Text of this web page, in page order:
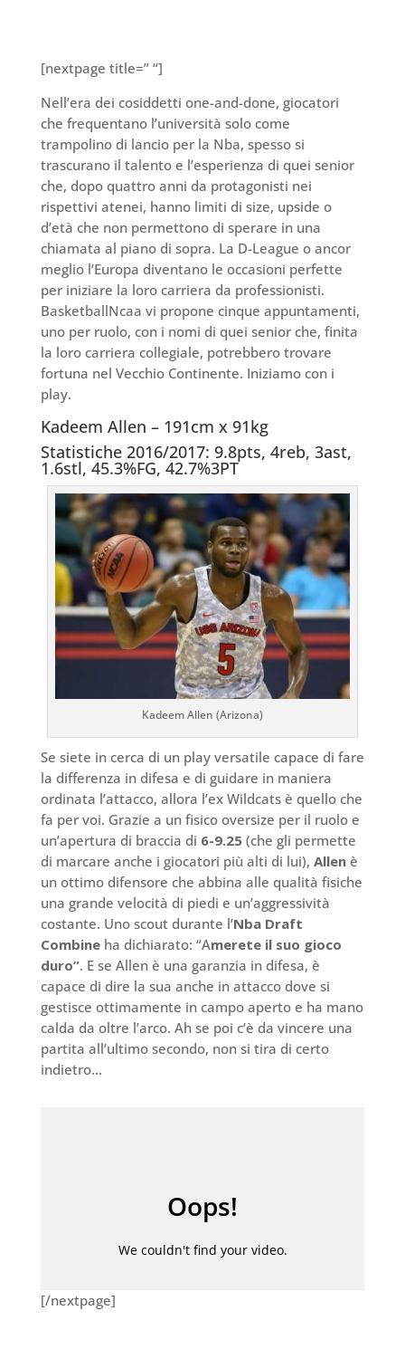
[nextpage title=” “]
Nell’era dei cosiddetti one-and-done, giocatori
che frequentano l’università solo come
trampolino di lancio per la Nba, spesso si
trascurano il talento e l’esperienza di quei senior
che, dopo quattro anni da protagonisti nei
rispettivi atenei, hanno limiti di size, upside o
d’età che non permettono di sperare in una
chiamata al piano di sopra. La D-League o ancor
meglio l’Europa diventano le occasioni perfette
per iniziare la loro carriera da professionisti.
BasketballNcaa vi propone cinque appuntamenti,
uno per ruolo, con i nomi di quei senior che, finita
la loro carriera collegiale, potrebbero trovare
fortuna nel Vecchio Continente. Iniziamo con i
play.
Kadeem Allen – 191cm x 91kg
Statistiche 2016/2017: 9.8pts, 4reb, 3ast,
1.6stl, 45.3%FG, 42.7%3PT
Kadeem Allen (Arizona)
Se siete in cerca di un play versatile capace di fare
la differenza in difesa e di guidare in maniera
ordinata l’attacco, allora l’ex Wildcats è quello che
fa per voi. Grazie a un fisico oversize per il ruolo e
un’apertura di braccia di 6-9.25(che gli permette
di marcare anche i giocatori più alti di lui), Allenè
un ottimo difensore che abbina alle qualità fisiche
una grande velocità di piedi e un’aggressività
costante. Uno scout durante l’Nba Draft
Combineha dichiarato: “Amerete il suo gioco
duro”. E se Allen è una garanzia in difesa, è
capace di dire la sua anche in attacco dove si
gestisce ottimamente in campo aperto e ha mano
calda da oltre l’arco. Ah se poi c’è da vincere una
partita all’ultimo secondo, non si tira di certo
indietro…
[/nextpage]